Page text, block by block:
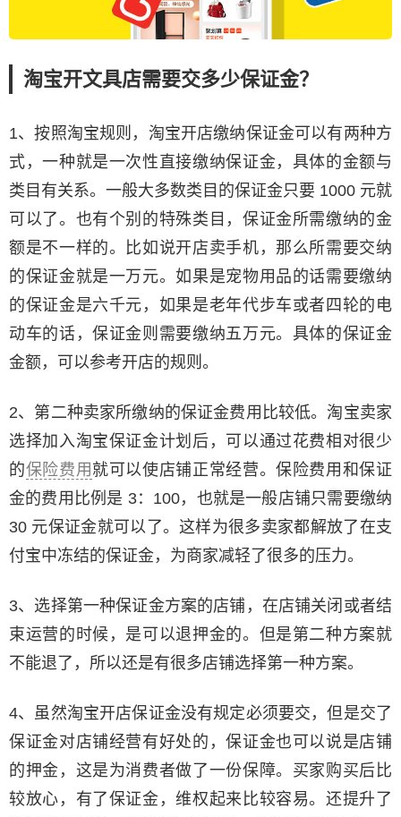
淘宝开文具店需要交多少保证金？
1、按照淘宝规则，淘宝开店缴纳保证金可以有两种方
式，一种就是一次性直接缴纳保证金，具体的金额与
类目有关系。一般大多数类目的保证金只要 1000 元就
可以了。也有个别的特殊类目，保证金所需缴纳的金
额是不一样的。比如说开店卖手机，那么所需要交纳
的保证金就是一万元。如果是宠物用品的话需要缴纳
的保证金是六千元，如果是老年代步车或者四轮的电
动车的话，保证金则需要缴纳五万元。具体的保证金
金额，可以参考开店的规则。
2、第二种卖家所缴纳的保证金费用比较低。淘宝卖家
选择加入淘宝保证金计划后，可以通过花费相对很少
的保险费用 就可以使店铺正常经营。保险费用和保证
金的费用比例是 3：100，也就是一般店铺只需要缴纳
30 元保证金就可以了。这样为很多卖家都解放了在支
付宝中冻结的保证金，为商家减轻了很多的压力。
3、选择第一种保证金方案的店铺，在店铺关闭或者结
束运营的时候，是可以退押金的。但是第二种方案就
不能退了，所以还是有很多店铺选择第一种方案。
4、虽然淘宝开店保证金没有规定必须要交，但是交了
保证金对店铺经营有好处的，保证金也可以说是店铺
的押金，这是为消费者做了一份保障。买家购买后比
较放心，有了保证金，维权起来比较容易。还提升了